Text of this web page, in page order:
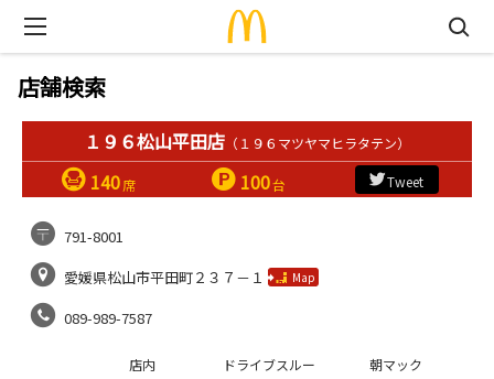
店舗検索
１９６松山平田店 （１９６マツヤマヒラタテン）
140 席 100台 Tweet
791-8001
愛媛県松山市平田町２３７－１
Map
089-989-7587
店内 ドライブスルー 朝マック